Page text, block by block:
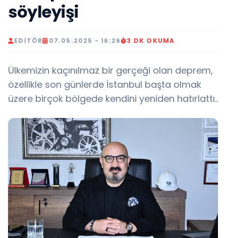
söyleyişi
EDITÖR 07.05.2025 - 16:26 3 DK OKUMA
Ülkemizin kaçınılmaz bir gerçeği olan deprem,
özellikle son günlerde İstanbul başta olmak
üzere birçok bölgede kendini yeniden hatırlattı..